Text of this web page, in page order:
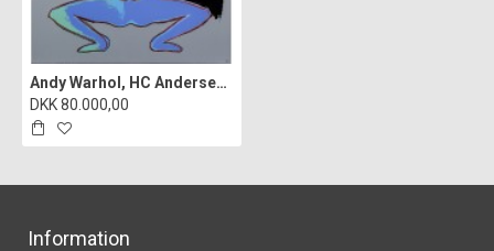
Andy Warhol, HC Andersen Suiten, "Gibsmager", cd
DKK 80.000,00
Information